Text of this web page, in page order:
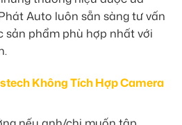
Auto luôn sẵn sàng tư vấn
sản phẩm phù hợp nhất với
Không Tích Hợp Camera